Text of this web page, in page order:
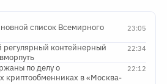
23:05
список Всемирного
22:34
регулярный контейнерный
22:12
по делу о
криптообменниках в «Москва-